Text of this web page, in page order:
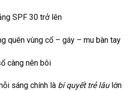
SPF 30 trở lên
quên vùng cổ – gáy – mu bàn tay
càng nên bôi
sáng chính là bí quyết trẻ lâulớn